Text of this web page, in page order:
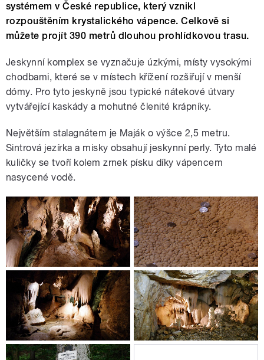
systémem v České republice, který vznikl
rozpouštěním krystalického vápence. Celkově si
můžete projít 390 metrů dlouhou prohlídkovou trasu.
Jeskynní komplex se vyznačuje úzkými, místy vysokými
chodbami, které se v místech křížení rozšiřují v menší
dómy. Pro tyto jeskyně jsou typické nátekové útvary
vytvářející kaskády a mohutné členité krápníky.
Největším stalagnátem je Maják o výšce 2,5 metru.
Sintrová jezírka a misky obsahují jeskynní perly. Tyto malé
kuličky se tvoří kolem zrnek písku díky vápencem
nasycené vodě.